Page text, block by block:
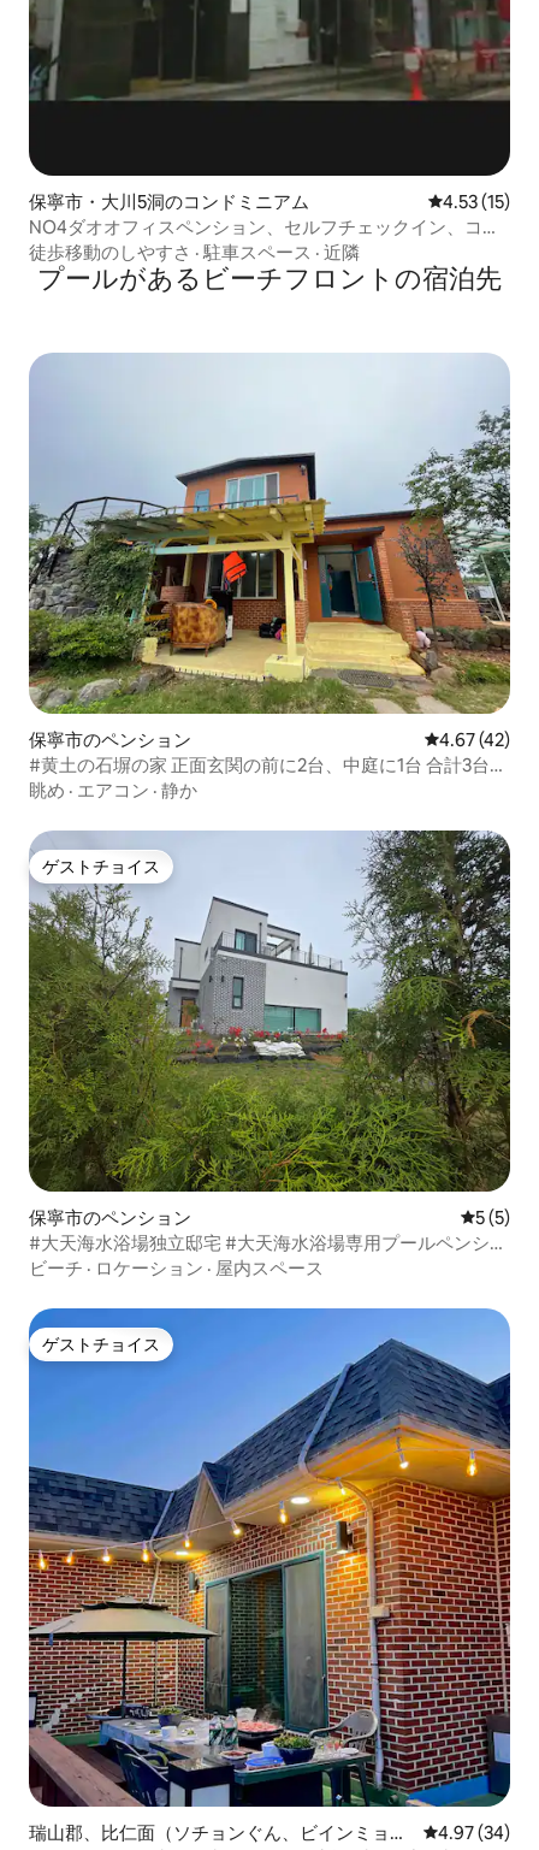
保寧市・大川5洞のコンドミニアム レビュー15
4.53 (15)
NO4ダオオフィスペンション、セルフチェックイン、コン
ドミニアムタイプの宿泊施設（調理可）、個別の暖房付き
の温かいお部屋/バーベキューエリア/
徒歩移動のしやすさ ·駐車スペース · 近隣
プールがあるビーチフロントの宿泊先
保寧市のペンション レビュー42
4.67 (42)
#黄土の石塀の家 正面玄関の前に2台、中庭に1台 合計3台ま
で駐車可能 海水浴場まで車で5分
眺め · エアコン · 静か
ゲストチョイス
ゲストチョイス
保寧市のペンション レビュー
5 (5)
#大天海水浴場独立邸宅 #大天海水浴場専用プールペンショ
ン #大天海水浴場専用プールヴィラ #大天海水浴場ホーム
ビーチ · ロケーション · 屋内スペース
ゲストチョイス
ゲストチョイス
瑞山郡、比仁面（ソチョンぐん、ビインミョ
レビュー34
4.97 (34)